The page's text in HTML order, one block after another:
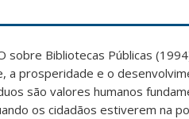
sobre Bibliotecas Públicas
a prosperidade e o
são valores humanos
os cidadãos estiverem na